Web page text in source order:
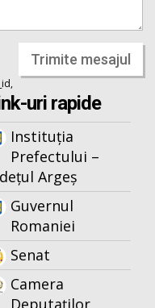
Trimite mesajul
uri rapide
Instituția
Prefectului –
Argeș
Guvernul
Romaniei
Senat
Camera
Deputaților